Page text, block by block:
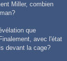
Miller, combien
que
avec l'état
devant la cage?